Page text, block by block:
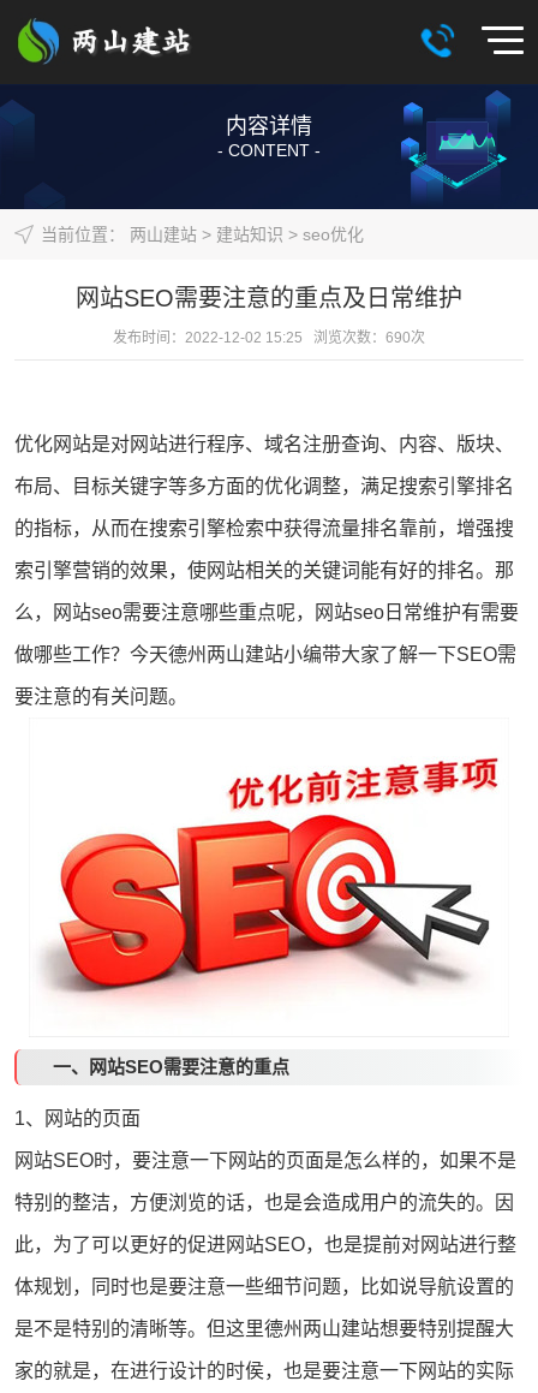
内容详情
- CONTENT -
当前位置： 两山建站> 建站知识 > seo优化
网站SEO需要注意的重点及日常维护
发布时间：2022-12-02 15:25 浏览次数： 690次
优化网站是对网站进行程序、 域名注册查询、内容、版块、
布局、目标关键字等多方面的优化调整，满足搜索引擎排名
的指标，从而在搜索引擎检索中获得流量排名靠前，增强搜
索引擎营销的效果，使网站相关的关键词能有好的排名。那
么， 网站seo需要注意哪些重点呢，网站seo日常维护有需要
做哪些工作？今天德州 两山建站小编带大家了解一下SEO需
要注意的有关问题。
一、网站SEO需要注意的重点
1、网站的页面
网站SEO时，要注意一下网站的页面是怎么样的，如果不是
特别的整洁，方便浏览的话，也是会造成用户的流失的。因
此，为了可以更好的促进网站SEO，也是提前对网站进行整
体规划，同时也是要注意一些细节问题，比如说导航设置的
是不是特别的清晰等。但这里德州两山建站想要特别提醒大
家的就是，在进行设计的时侯，也是要注意一下网站的实际